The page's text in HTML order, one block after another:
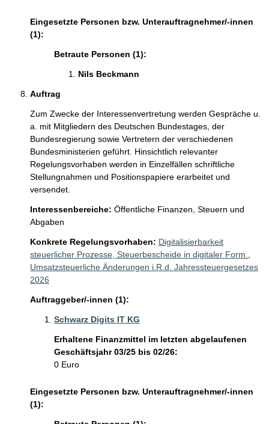
Eingesetzte Personen bzw. Unterauftragnehmer/-innen
(1):
Betraute Personen (1):
Nils Beckmann
Auftrag
Zum Zwecke der Interessenvertretung werden Gespräche u.
a. mit Mitgliedern des Deutschen Bundestages, der
Bundesregierung sowie Vertretern der verschiedenen
Bundesministerien geführt. Hinsichtlich relevanter
Regelungsvorhaben werden in Einzelfällen schriftliche
Stellungnahmen und Positionspapiere erarbeitet und
versendet.
Interessenbereiche: Öffentliche Finanzen, Steuern und
Abgaben
Konkrete Regelungsvorhaben: Digitalisierbarkeit
steuerlicher Prozesse, Steuerbescheide in digitaler Form.
Umsatzsteuerliche Änderungen i.R.d. Jahressteuergesetzes
2026
Auftraggeber/-innen (1):
Schwarz Digits IT KG
Erhaltene Finanzmittel im letzten abgelaufenen
Geschäftsjahr 03/25 bis 02/26:
0 Euro
Eingesetzte Personen bzw. Unterauftragnehmer/-innen
(1):